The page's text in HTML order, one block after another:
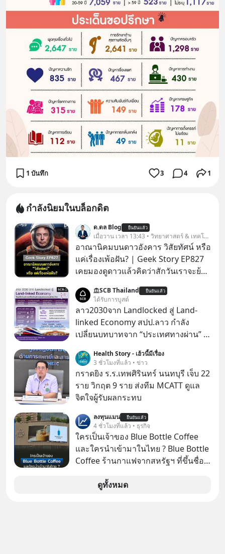
1 บันทึก 3 4 1
กำลังนิยมในบล็อกดิต
ด.ดล Blog ยืนยันแล้ว
เมื่อวาน เวลา 13:43 • วิทยาศาสตร์ & เทคโนโลยี
อาณานิคมบนดาวอังคาร วิสัยทัศน์ หรือ
แค่เรื่องเพ้อฝัน? | Geek Story EP827
เคยมองดูดาวแล้วคิดว่าสักวันเราจะย้าย
หรือ Jeff Bezos บอกไว้หรือเปล่า ภาพ
ฝันที่มหาเศรษฐีซิลิคอนแวลลีย์วาดไว้ว่า
มนุษย์นับล้านจะไปสร้างอาณานิคม
ใหม่ ล้อมรอบด้วยเทคโนโลยีสุดล้ำ อาจ
ไว้ใต้พรมคือ ดาวอังคารเป็นเพียงนรกที่
เต็มไปด้วยรังสีมรณะและฝุ่นพิษ แล้ว
ทำไมบรรดาผู้นำเทคโนโลยีถึงยัง
พยายามหลอกขายฝันลมๆ แล้งๆ นี้ให้
กับคนทั้งโลก พวกเขากำลังซ่อนความ
ลับอะไรไว้เบื้องหลังโปรเจกต์อวกาศที่
ผลาญทรัพยากรมหาศาล วันนี้เราจะมา
กะเทาะเปลือกความลวงโลกนี้กัน ใครที่
คิดว่าอนาคตของมนุษยชาติอยู่บนดาว
ดวงอื่น เลือกฟังกันได้เลยนะครับ อย่า
Geek Forever’s Podcast ของผมกัน
SCB Thailand ยืนยันแล้ว
ได้รับการบูสต์
ลาว2030จาก Landlocked สู่ Land-
linked Economy สปป.ลาว กำลัง
เปลี่ยนบทบาทจาก “ประเทศทางผ่าน” สู่
ของอนุภูมิภาคลุ่มแม่น้ำโขง
Health Story - เฮ้วนี้มีเรื่อง
3 ชั่วโมงที่แล้ว • ข่าว
กราดยิง ร.ร.เทพศิรินทร์ นนทบุรี เจ็บ 22
ราย วิกฤต 9 ราย ส่งทีม MCATT ดูแล
จิตใจผู้รับผลกระทบ
ลงทุนแมน ยืนยันแล้ว
4 ชั่วโมงที่แล้ว • ธุรกิจ
ใครเป็นเจ้าของ Blue Bottle Coffee
และใครนำเข้ามาในไทย ? Blue Bottle
Coffee ร้านกาแฟจากสหรัฐฯ ที่ขึ้นชื่อ
แรกในประเทศไทย ที่ Central Park
ดูทั้งหมด